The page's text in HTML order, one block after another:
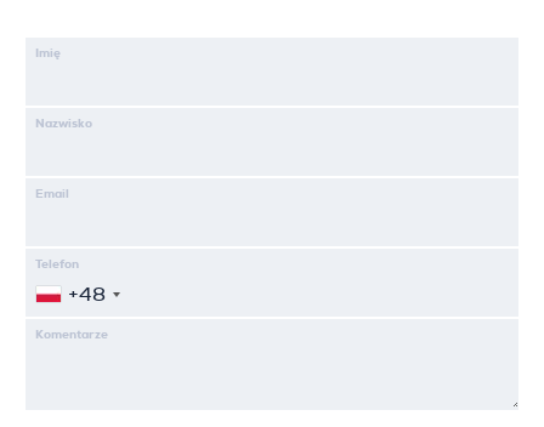
Imię
Nazwisko
Email
Telefon
+48
Komentarze